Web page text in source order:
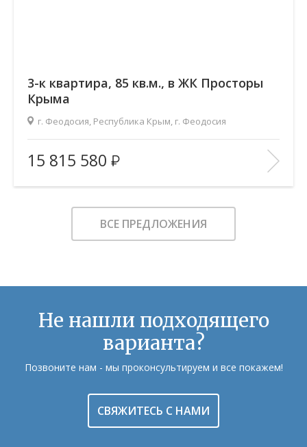
3-к квартира, 85 кв.м., в ЖК Просторы
Крыма
г. Феодосия, Республика Крым, г. Феодосия
Площадь (общ/жил/кух), м2:
85.03/47.61/16.82
Количество комнат:
3
Этаж:
4/9
В ИЗБРАННОЕ
15 815 580
ВСЕ ПРЕДЛОЖЕНИЯ
Не нашли подходящего
варианта?
Позвоните нам - мы проконсультируем и все покажем!
СВЯЖИТЕСЬ С НАМИ